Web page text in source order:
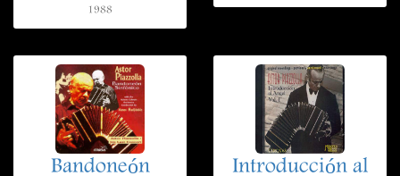
1988
Bandoneón
Introducción al